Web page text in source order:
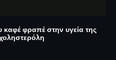
καφέ φραπέ στην υγεία της